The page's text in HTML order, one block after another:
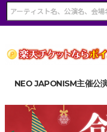
NEO JAPONISM主催公